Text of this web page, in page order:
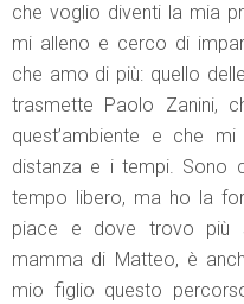
che voglio diventi la mia
mi alleno e cerco di
che amo di più: quello
trasmette Paolo Zanini,
quest’ambiente e che
distanza e i tempi. Sono
tempo libero, ma ho la
piace e dove trovo più
mamma di Matteo, è
mio figlio questo